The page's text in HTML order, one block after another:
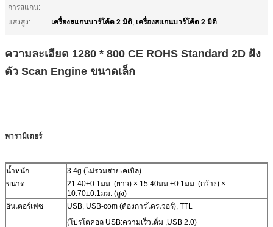
การสแกน:
แสงสูง: เครื่องสแกนบาร์โค้ด 2 มิติ, เครื่องสแกนบาร์โค้ด 2 มิติ
ความละเอียด 1280 * 800 CE ROHS Standard 2D ฝัง
ตัว Scan Engine ขนาดเล็ก
พารามิเตอร์
น้ำหนัก
3.4g (ไม่รวมสายเคเบิล)
ขนาด
21.40±0.1มม. (ยาว) × 15.40มม.±0.1มม. (กว้าง) ×
10.70±0.1มม. (สูง)
อินเตอร์เฟซ
USB, USB-com (ต้องการไดรเวอร์), TTL
(โปรโตคอล USB:ความเร็วเต็ม ,USB 2.0)